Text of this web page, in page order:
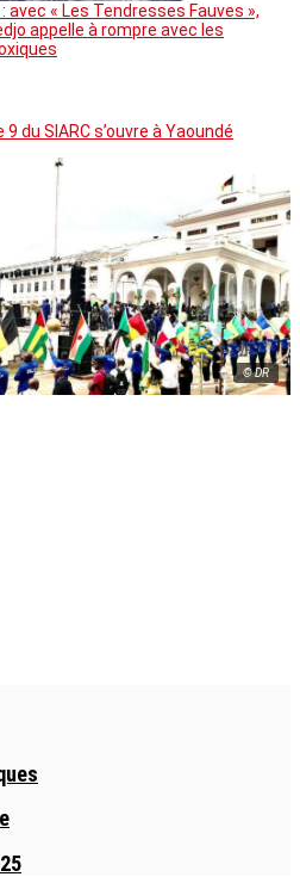
avec « Les Tendresses Fauves »,
appelle à rompre avec les
du SIARC s’ouvre à Yaoundé
© DR